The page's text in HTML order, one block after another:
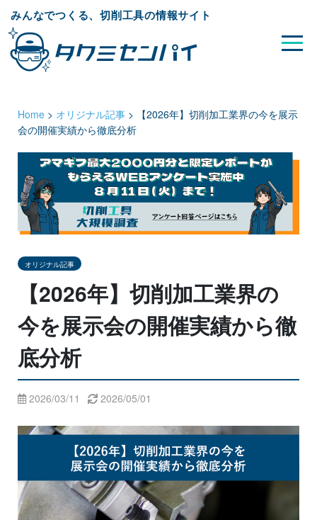
みんなでつくる、切削工具の情報サイト
Home > オリジナル記事 >
【2026年】切削加工業界の今を展示
会の開催実績から徹底分析
オリジナル記事
【2026年】切削加工業界の
今を展示会の開催実績から徹
底分析
2026/03/11 2026/05/01